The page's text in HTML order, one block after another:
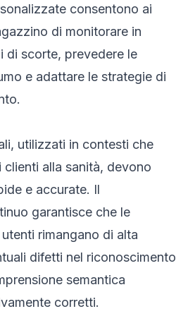
consentono ai
di monitorare in
di scorte, prevedere le
e adattare le strategie di
utilizzati in contesti che
alla sanità, devono
e accurate. Il
garantisce che le
rimangano di alta
difetti nel riconoscimento
semantica
corretti.